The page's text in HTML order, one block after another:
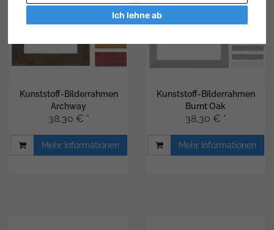
Ich lehne ab
Kunststoff-Bilderrahmen
Archway
38,30 € *
Mehr Informationen
Kunststoff-Bilderrahmen
Burnt Oak
38,30 € *
Mehr Informationen